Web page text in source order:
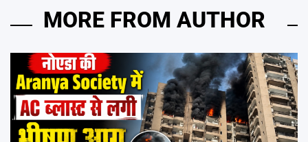
MORE FROM AUTHOR